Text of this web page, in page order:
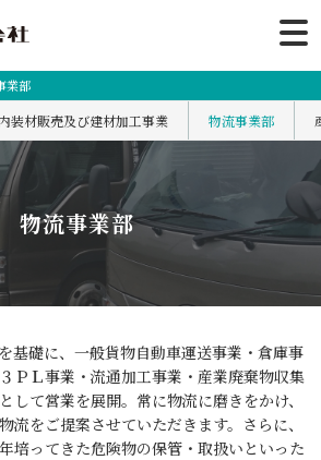
業部
内装材販売及び建材加工事業 物流事業部
物流事業部
基礎に、一般貨物自動車運送事業・倉庫事
ＰＬ事業・流通加工事業・産業廃棄物収集
して営業を展開。常に物流に磨きをかけ、
流をご提案させていただきます。さらに、
培ってきた危険物の保管・取扱いといった